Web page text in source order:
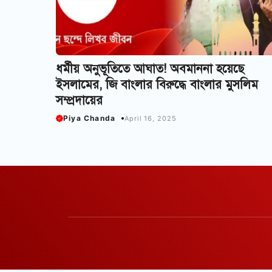
ধর্মীয় অনুভূতিতে আঘাত! অবমাননা হয়েছে
ইসলামের, জি বাংলার বিরুদ্ধে বাংলার মুসলিম
সম্প্রদায়ের
Piya Chanda April 16, 2025